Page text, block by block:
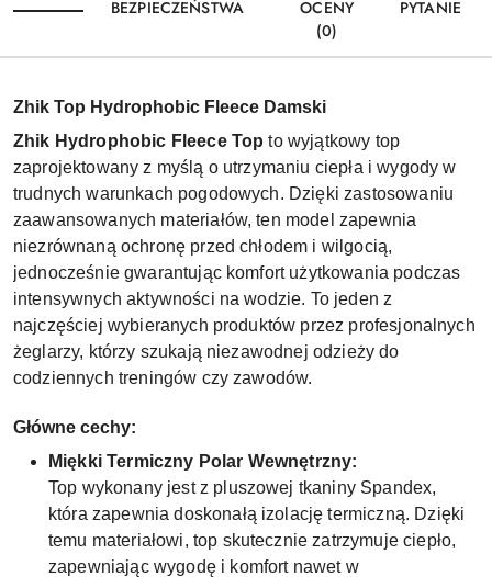
BEZPIECZEŃSTWA
OCENY
(0)
PYTANIE
Zhik Top Hydrophobic Fleece Damski
Zhik Hydrophobic Fleece Top to wyjątkowy top
zaprojektowany z myślą o utrzymaniu ciepła i wygody w
trudnych warunkach pogodowych. Dzięki zastosowaniu
zaawansowanych materiałów, ten model zapewnia
niezrównaną ochronę przed chłodem i wilgocią,
jednocześnie gwarantując komfort użytkowania podczas
intensywnych aktywności na wodzie. To jeden z
najczęściej wybieranych produktów przez profesjonalnych
żeglarzy, którzy szukają niezawodnej odzieży do
codziennych treningów czy zawodów.
Główne cechy:
Miękki Termiczny Polar Wewnętrzny:
Top wykonany jest z pluszowej tkaniny Spandex,
która zapewnia doskonałą izolację termiczną. Dzięki
temu materiałowi, top skutecznie zatrzymuje ciepło,
zapewniając wygodę i komfort nawet w